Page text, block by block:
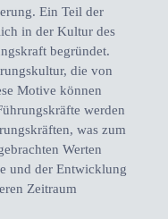
Ein Teil der
in der Kultur des
begründet.
die von
Motive können
werden
was zum
Werten
und der Entwicklung
Zeitraum